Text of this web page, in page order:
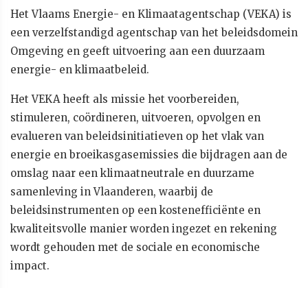
Het Vlaams Energie- en Klimaatagentschap (VEKA) is
een verzelfstandigd agentschap van het beleidsdomein
Omgeving en geeft uitvoering aan een duurzaam
energie- en klimaatbeleid.
Het VEKA heeft als missie het voorbereiden,
stimuleren, coördineren, uitvoeren, opvolgen en
evalueren van beleidsinitiatieven op het vlak van
energie en broeikasgasemissies die bijdragen aan de
omslag naar een klimaatneutrale en duurzame
samenleving in Vlaanderen, waarbij de
beleidsinstrumenten op een kostenefficiënte en
kwaliteitsvolle manier worden ingezet en rekening
wordt gehouden met de sociale en economische
impact.